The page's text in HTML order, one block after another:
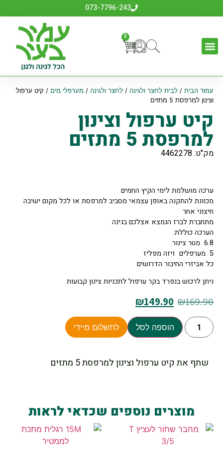
073-7796-243
0
עמוד הבית/ לבית לחצר ולגינה / לחצר ולגינה / מערפלי מים / קיט ערפול
וצינון למרפסת 5 מתזים
קיט ערפול וצינון
למרפסת 5 מתזים
מק"ט: 4462278
ערכה מושלמת לימי הקיץ החמים
מכוונת להתקנה באופן עצמאי מסביב למרפסת או לכל מקום ישיבה
חיצוני אחר
מתחברת לברז הנמצא אצלכם בגינה
הערכה כוללת:
6.8 מטר צינור
5 מערפלים זיזה מפליז
כל אביזרי החיבור הדרושים
ניתן לרכוש בנפרד בקר ערפול לתכניות צינון קבועות
₪169.90
₪149.90
הוספה לסל לתשלום מיידי
שתף את קיט ערפול וצינון למרפסת 5 מתזים
מוצרים נוספים שכדאי לראות